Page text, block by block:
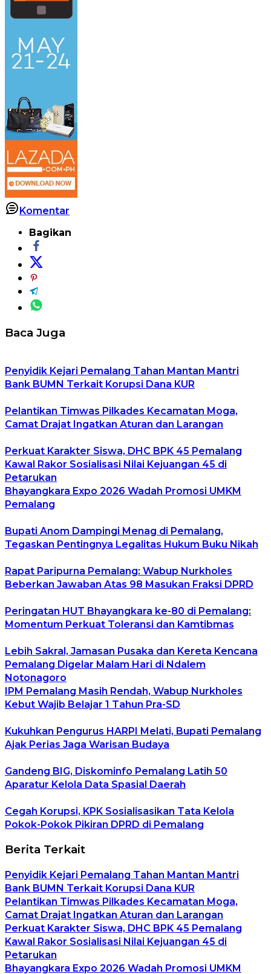
Komentar
Bagikan
Baca Juga
Penyidik Kejari Pemalang Tahan Mantan Mantri
Bank BUMN Terkait Korupsi Dana KUR
Pelantikan Timwas Pilkades Kecamatan Moga,
Camat Drajat Ingatkan Aturan dan Larangan
Perkuat Karakter Siswa, DHC BPK 45 Pemalang
Kawal Rakor Sosialisasi Nilai Kejuangan 45 di
Petarukan
Bhayangkara Expo 2026 Wadah Promosi UMKM
Pemalang
Bupati Anom Dampingi Menag di Pemalang,
Tegaskan Pentingnya Legalitas Hukum Buku Nikah
Rapat Paripurna Pemalang: Wabup Nurkholes
Beberkan Jawaban Atas 98 Masukan Fraksi DPRD
Peringatan HUT Bhayangkara ke-80 di Pemalang:
Momentum Perkuat Toleransi dan Kamtibmas
Lebih Sakral, Jamasan Pusaka dan Kereta Kencana
Pemalang Digelar Malam Hari di Ndalem
Notonagoro
IPM Pemalang Masih Rendah, Wabup Nurkholes
Kebut Wajib Belajar 1 Tahun Pra-SD
Kukuhkan Pengurus HARPI Melati, Bupati Pemalang
Ajak Perias Jaga Warisan Budaya
Gandeng BIG, Diskominfo Pemalang Latih 50
Aparatur Kelola Data Spasial Daerah
Cegah Korupsi, KPK Sosialisasikan Tata Kelola
Pokok-Pokok Pikiran DPRD di Pemalang
Berita Terkait
Penyidik Kejari Pemalang Tahan Mantan Mantri
Bank BUMN Terkait Korupsi Dana KUR
Pelantikan Timwas Pilkades Kecamatan Moga,
Camat Drajat Ingatkan Aturan dan Larangan
Perkuat Karakter Siswa, DHC BPK 45 Pemalang
Kawal Rakor Sosialisasi Nilai Kejuangan 45 di
Petarukan
Bhayangkara Expo 2026 Wadah Promosi UMKM